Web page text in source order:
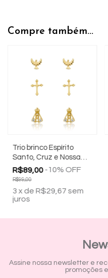
Compre também...
Trio brinco Espírito
Santo, Cruz e Nossa
Sra Aparecida
banhado a ouro 18k
R$89,00-10% OFF
R$99,00
3 x de R$29,67 sem
juros
Assine nossa newsletter e
promoções